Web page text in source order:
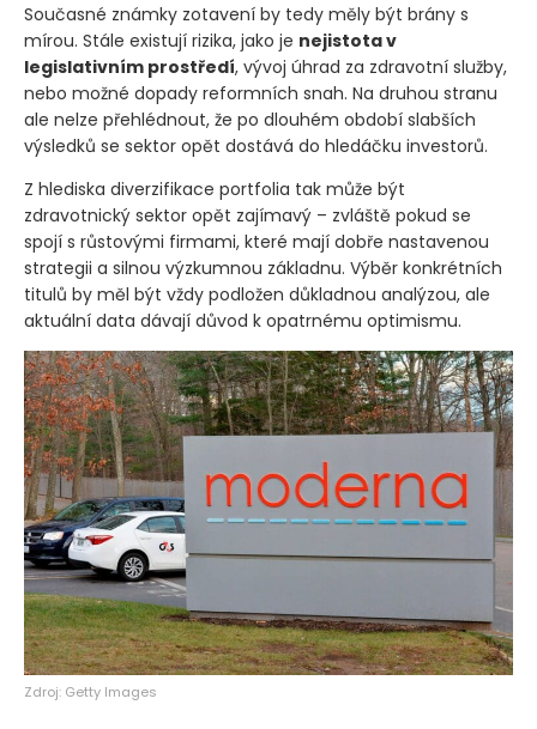
Současné známky zotavení by tedy měly být brány s
mírou. Stále existují rizika, jako je nejistota v
legislativním prostředí, vývoj úhrad za zdravotní služby,
nebo možné dopady reformních snah. Na druhou stranu
ale nelze přehlédnout, že po dlouhém období slabších
výsledků se sektor opět dostává do hledáčku investorů.
Z hlediska diverzifikace portfolia tak může být
zdravotnický sektor opět zajímavý – zvláště pokud se
spojí s růstovými firmami, které mají dobře nastavenou
strategii a silnou výzkumnou základnu. Výběr konkrétních
titulů by měl být vždy podložen důkladnou analýzou, ale
aktuální data dávají důvod k opatrnému optimismu.
Zdroj: Getty Images